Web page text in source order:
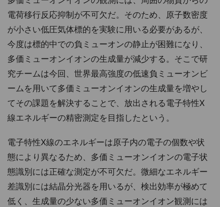
電荷移行反応抑制が不可欠だ。そのため、原子数密度
が小さい低圧気体標的を実験に用いる必要があるが、
今度は標的中での負ミューオンの静止が困難になり、
多価ミューオンイオンの生成量が減少する。そこで研
究チームは今回、世界最高強度の低速負ミューオンビ
ームを用いて多価ミューオンイオンの生成量を増やし
てその課題を解決することで、放出される電子特性X
線エネルギーの精密測定を目指したという。
電子特性X線のエネルギーは原子内の電子の個数や状
態により異なるため、多価ミューオンイオンの電子状
態識別には正確な測定が不可欠だ。微細なエネルギー
差識別には結晶分光器を用いるが、検出効率が極めて
低く、生成量の少ない多価ミューオンイオン観測には